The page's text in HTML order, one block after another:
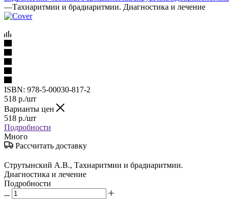
—Тахиаритмии и брадиаритмии. Диагностика и лечение
ISBN: 978-5-00030-817-2
518 р./шт
Варианты цен
518 р./шт
Подробности
Много
Рассчитать доставку
Струтынский А.В., Тахиаритмии и брадиаритмии.
Диагностика и лечение
Подробности